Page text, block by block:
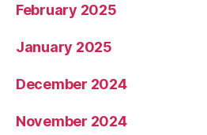
February 2025
January 2025
December 2024
November 2024